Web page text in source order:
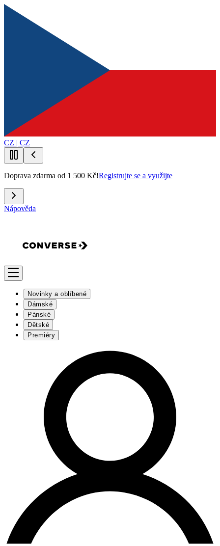
CZ | CZ
Doprava zdarma od 1 500 Kč!Registrujte se a využijte
Nápověda
Novinky a oblíbené
Dámské
Pánské
Dětské
Premiéry